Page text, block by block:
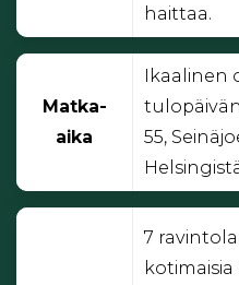
haittaa.
Matka-
aika
Ikaalinen
55,
7